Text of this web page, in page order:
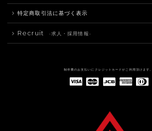
特定商取引法に基づく表示
Recruit -求人・採用情報-
制作費のお支払いにクレジットカードがご利用頂けます。